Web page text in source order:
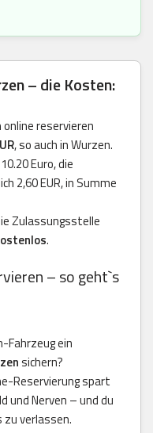
– die Kosten:
online reservieren
, so auch in Wurzen.
Euro, die
2,60 EUR, in Summe
Zulassungsstelle
.
– so geht`s
Fahrzeug ein
sichern?
Reservierung spart
und Nerven – und du
verlassen.